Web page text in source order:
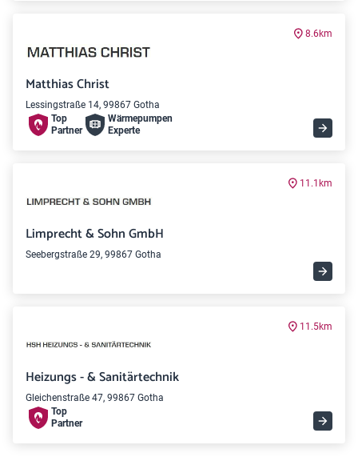
8.6km
Matthias Christ
Lessingstraße 14, 99867 Gotha
Top
Partner
Wärme­pumpen
Experte
11.1km
Limprecht & Sohn GmbH
Seebergstraße 29, 99867 Gotha
11.5km
Heizungs - & Sanitärtechnik
Gleichenstraße 47, 99867 Gotha
Top
Partner